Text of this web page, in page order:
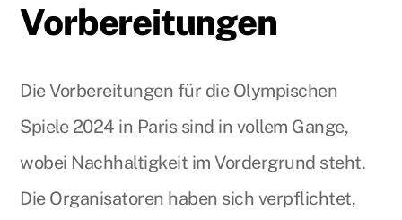
Vorbereitungen
Die Vorbereitungen für die Olympischen
Spiele 2024 in Paris sind in vollem Gange,
wobei Nachhaltigkeit im Vordergrund steht.
Die Organisatoren haben sich verpflichtet,